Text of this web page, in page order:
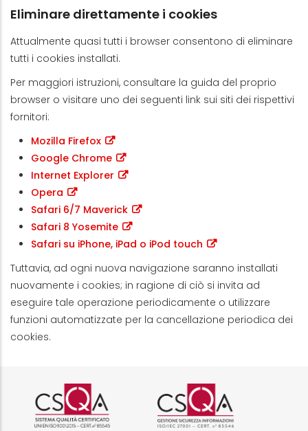
Eliminare direttamente i cookies
Attualmente quasi tutti i browser consentono di eliminare
tutti i cookies installati.
Per maggiori istruzioni, consultare la guida del proprio
browser o visitare uno dei seguenti link sui siti dei rispettivi
fornitori:
Mozilla Firefox
Google Chrome
Internet Explorer
Opera
Safari 6/7 Maverick
Safari 8 Yosemite
Safari su iPhone, iPad o iPod touch
Tuttavia, ad ogni nuova navigazione saranno installati
nuovamente i cookies; in ragione di ciò si invita ad
eseguire tale operazione periodicamente o utilizzare
funzioni automatizzate per la cancellazione periodica dei
cookies.
Logo certificazione ISO 9001
Logo